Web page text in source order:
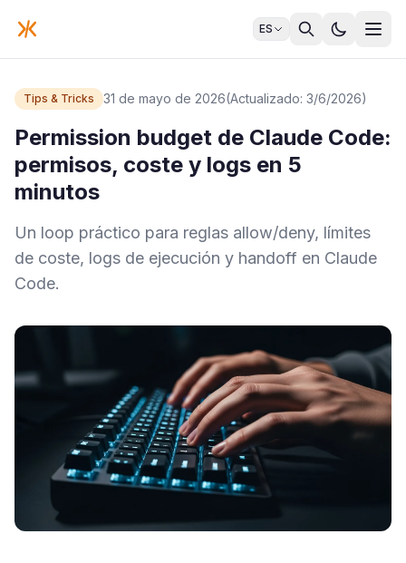
ES
Tips & Tricks 31 de mayo de 2026(Actualizado: 3/6/2026)
Permission budget de Claude Code:
permisos, coste y logs en 5
minutos
Un loop práctico para reglas allow/deny, límites
de coste, logs de ejecución y handoff en Claude
Code.